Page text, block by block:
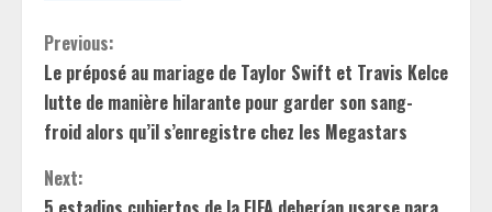
C
o
n
t
Previous:
Le préposé au mariage de Taylor Swift et Travis Kelce
lutte de manière hilarante pour garder son sang-
froid alors qu’il s’enregistre chez les Megastars
Next: